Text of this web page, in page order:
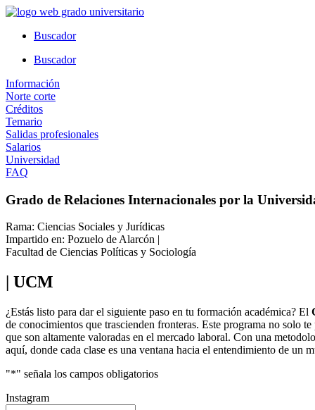
Ir
contenidoBuscador
Buscador
Información
Norte corte
Créditos
Temario
Salidas profesionales
Salarios
Universidad
FAQ
Grado de Relaciones Internacionales por la
Rama: Ciencias Sociales y Jurídicas
Impartido en: Pozuelo de Alarcón |
Facultad de Ciencias Políticas y Sociología
| UCM
¿Estás listo para dar el siguiente paso en tu formación académica? El
de conocimientos que trascienden fronteras. Este programa no solo
que son altamente valoradas en el mercado laboral. Con una
aquí, donde cada clase es una ventana hacia el entendimiento de un
"*" señala los campos obligatorios
Instagram